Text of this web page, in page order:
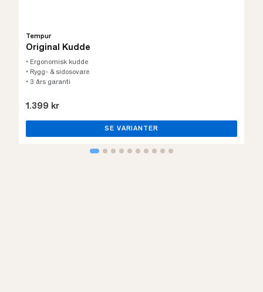
Tempur
Original Kudde
• Ergonomisk kudde
• Rygg- & sidosovare
• 3 års garanti
1.399 kr
SE VARIANTER